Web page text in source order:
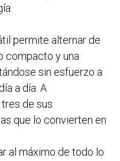
permite alternar de
compacto y una
sin esfuerzo a
a día. A
de sus
que lo convierten en
al máximo de todo lo